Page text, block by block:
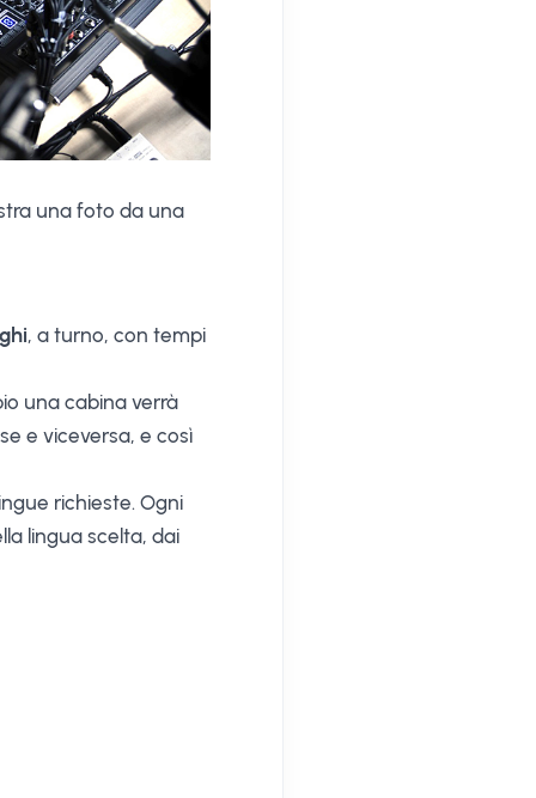
una foto da una
, a turno, con tempi
una cabina verrà
e viceversa, e così
richieste. Ogni
lingua scelta, dai